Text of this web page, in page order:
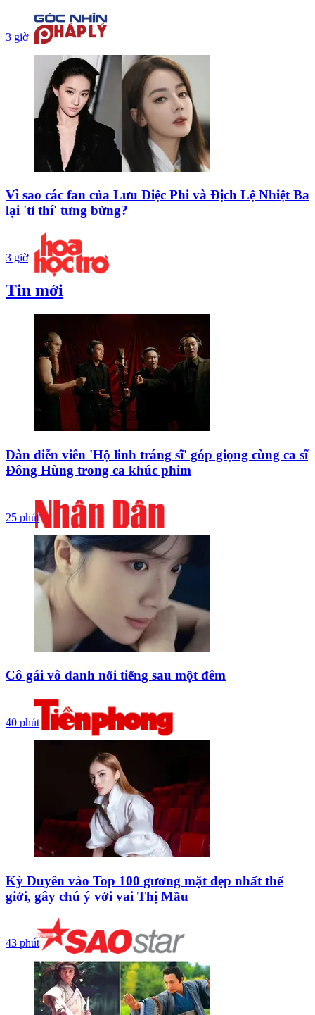
3 giờ
Vì sao các fan của Lưu Diệc Phi và Địch Lệ Nhiệt Ba
lại 'tỉ thí' tưng bừng?
3 giờ
Tin mới
Dàn diễn viên 'Hộ linh tráng sĩ' góp giọng cùng ca sĩ
Đông Hùng trong ca khúc phim
25 phút
Cô gái vô danh nổi tiếng sau một đêm
40 phút
Kỳ Duyên vào Top 100 gương mặt đẹp nhất thế
giới, gây chú ý với vai Thị Mầu
43 phút